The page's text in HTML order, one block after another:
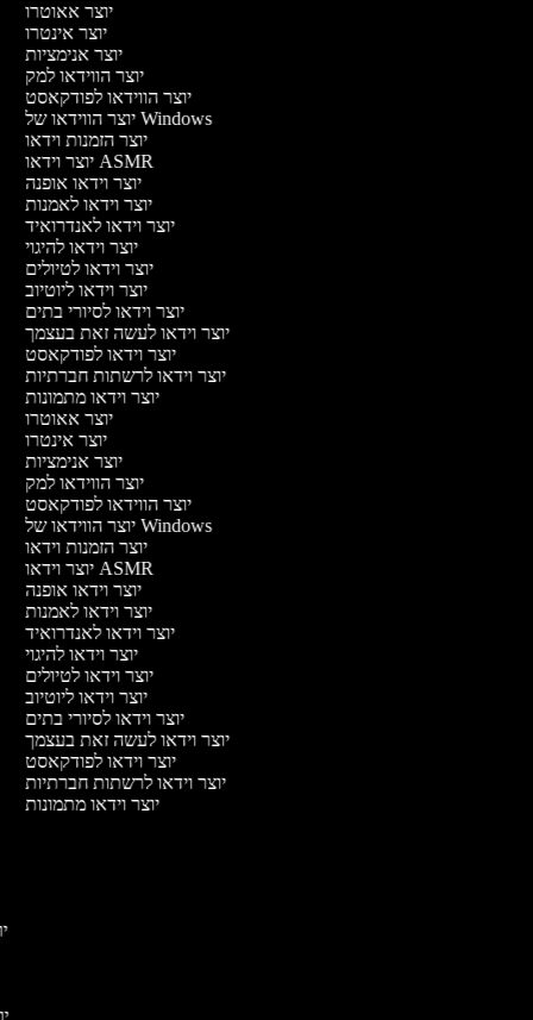
יוצר אאוטרו
יוצר אינטרו
יוצר אנימציות
יוצר הווידאו למק
יוצר הווידאו לפודקאסט
יוצר הווידאו של Windows
יוצר הזמנות וידאו
יוצר וידאו ASMR
יוצר וידאו אופנה
יוצר וידאו לאמנות
יוצר וידאו לאנדרואיד
יוצר וידאו להיגוי
יוצר וידאו לטיולים
יוצר וידאו ליוטיוב
יוצר וידאו לסיורי בתים
יוצר וידאו לעשה זאת בעצמך
יוצר וידאו לפודקאסט
יוצר וידאו לרשתות חברתיות
יוצר וידאו מתמונות
יוצר אאוטרו
יוצר אינטרו
יוצר אנימציות
יוצר הווידאו למק
יוצר הווידאו לפודקאסט
יוצר הווידאו של Windows
יוצר הזמנות וידאו
יוצר וידאו ASMR
יוצר וידאו אופנה
יוצר וידאו לאמנות
יוצר וידאו לאנדרואיד
יוצר וידאו להיגוי
יוצר וידאו לטיולים
יוצר וידאו ליוטיוב
יוצר וידאו לסיורי בתים
יוצר וידאו לעשה זאת בעצמך
יוצר וידאו לפודקאסט
יוצר וידאו לרשתות חברתיות
יוצר וידאו מתמונות